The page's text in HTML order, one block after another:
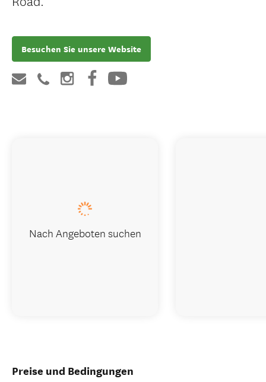
Besuchen Sie unsere Website
Preise und Bedingungen
Nach Angeboten suchen